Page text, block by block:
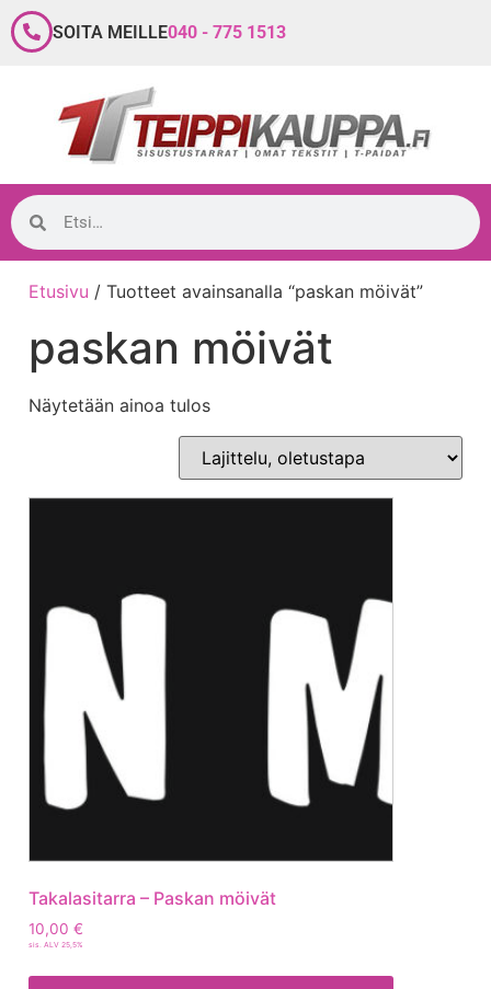
SOITA MEILLE040 - 775 1513
Etusivu / Tuotteet avainsanalla “paskan möivät”
paskan möivät
Näytetään ainoa tulos
Takalasitarra – Paskan möivät
10,00 €
sis. ALV 25,5%